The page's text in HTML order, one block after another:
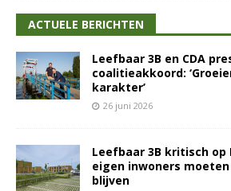
ACTUELE BERICHTEN
Leefbaar 3B en CDA
coalitieakkoord:
karakter’
26 juni 2026
Leefbaar 3B kritisch op
eigen inwoners
blijven